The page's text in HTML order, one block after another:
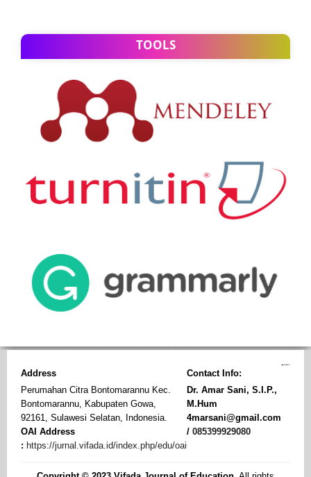
TOOLS
Address
Perumahan Citra Bontomarannu Kec.
Bontomarannu, Kabupaten Gowa,
92161, Sulawesi Selatan, Indonesia.
OAI Address
: https://jurnal.vifada.id/index.php/edu/oai
Contact Info:
Dr. Amar Sani, S.I.P.,
M.Hum
4marsani@gmail.com
/ 085399929080